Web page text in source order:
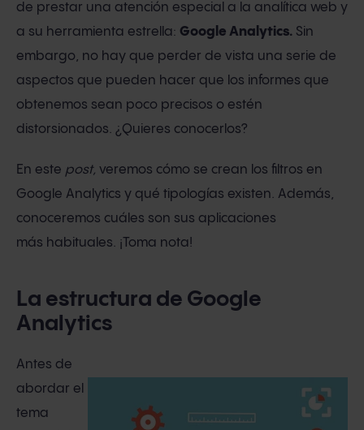
de prestar una atención especial a la analítica web y
a su herramienta estrella: Google Analytics. Sin
embargo, no hay que perder de vista una serie de
aspectos que pueden hacer que los informes que
obtenemos sean poco precisos o estén
distorsionados. ¿Quieres conocerlos?
En este post, veremos cómo se crean los filtros en
Google Analytics y qué tipologías existen. Además,
conoceremos cuáles son sus aplicaciones
más habituales. ¡Toma nota!
La estructura de Google
Analytics
Antes de
abordar el
tema